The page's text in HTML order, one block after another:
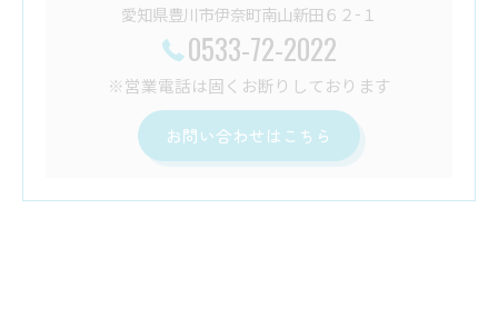
愛知県豊川市伊奈町南山新田６２−１
0533-72-2022
※営業電話は固くお断りしております
お問い合わせはこちら